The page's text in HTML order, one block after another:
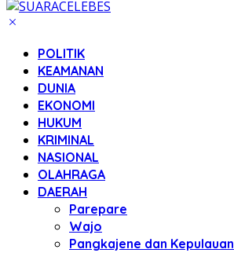
POLITIK
KEAMANAN
DUNIA
EKONOMI
HUKUM
KRIMINAL
NASIONAL
OLAHRAGA
DAERAH
Parepare
Wajo
Pangkajene dan Kepulauan